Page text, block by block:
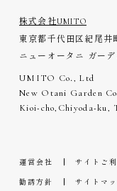
株式会社UMITO
東京都千代田区紀尾井
ニューオータニ ガー
UMITO Co., Ltd
New Otani Garden
Kioi-cho,Chiyoda-ku,
運営会社 サイトご
勧誘方針
サイトマ